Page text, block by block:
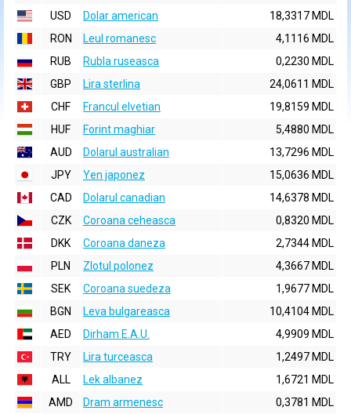
USD
Dolar american
18,3317 MDL
RON
Leul romanesc
4,1116 MDL
RUB
Rubla ruseasca
0,2230 MDL
GBP
Lira sterlina
24,0611 MDL
CHF
Francul elvetian
19,8159 MDL
HUF
Forint maghiar
5,4880 MDL
AUD
Dolarul australian
13,7296 MDL
JPY
Yen japonez
15,0636 MDL
CAD
Dolarul canadian
14,6378 MDL
CZK
Coroana ceheasca
0,8320 MDL
DKK
Coroana daneza
2,7344 MDL
PLN
Zlotul polonez
4,3667 MDL
SEK
Coroana suedeza
1,9677 MDL
BGN
Leva bulgareasca
10,4104 MDL
AED
Dirham E.A.U.
4,9909 MDL
TRY
Lira turceasca
1,2497 MDL
ALL
Lek albanez
1,6721 MDL
AMD
Dram armenesc
0,3781 MDL